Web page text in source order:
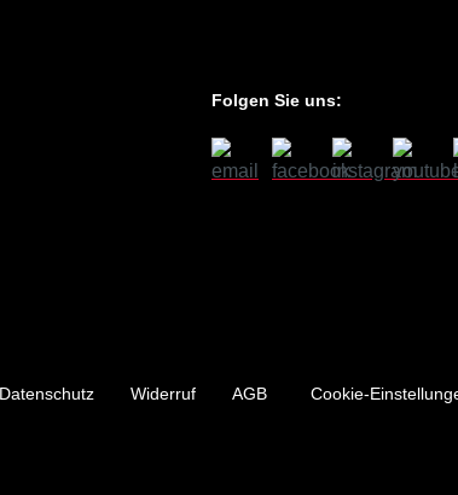
Folgen Sie uns:
Datenschutz Widerruf AGB Cookie-